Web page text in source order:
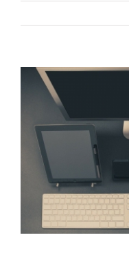
View
Larger